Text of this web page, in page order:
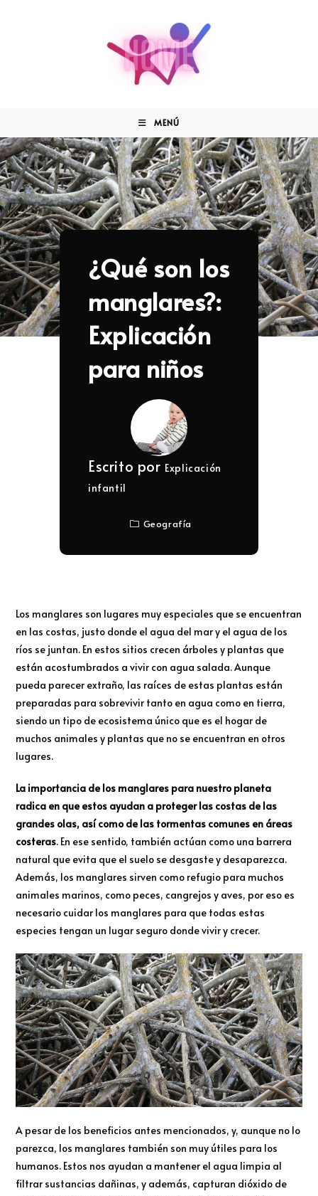
MENÚ
¿Qué son los
manglares?:
Explicación
para niños
Escrito por Explicación
infantil
Geografía
Los manglares son lugares muy especiales que se encuentran
en las costas, justo donde el agua del mar y el agua de los
ríos se juntan. En estos sitios crecen árboles y plantas que
están acostumbrados a vivir con agua salada. Aunque
pueda parecer extraño, las raíces de estas plantas están
preparadas para sobrevivir tanto en agua como en tierra,
siendo un tipo de ecosistema único que es el hogar de
muchos animales y plantas que no se encuentran en otros
lugares.
La importancia de los manglares para nuestro planeta
radica en que estos ayudan a proteger las costas de las
grandes olas, así como de las tormentas comunes en áreas
costeras. En ese sentido, también actúan como una barrera
natural que evita que el suelo se desgaste y desaparezca.
Además, los manglares sirven como refugio para muchos
animales marinos, como peces, cangrejos y aves, por eso es
necesario cuidar los manglares para que todas estas
especies tengan un lugar seguro donde vivir y crecer.
A pesar de los beneficios antes mencionados, y, aunque no lo
parezca, los manglares también son muy útiles para los
humanos. Estos nos ayudan a mantener el agua limpia al
filtrar sustancias dañinas, y además, capturan dióxido de